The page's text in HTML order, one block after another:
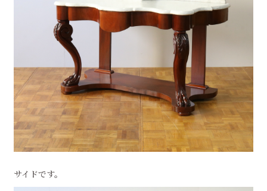
サイドです。